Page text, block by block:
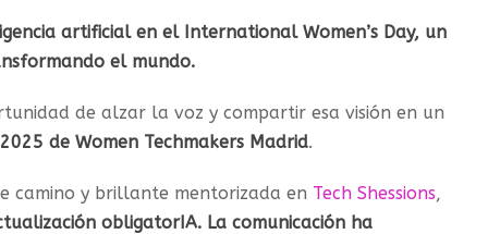
artificial en el International Women’s Day, un
el mundo.
de alzar la voz y compartir esa visión en un
de Women Techmakers Madrid.
camino y brillante mentorizada en Tech Shessions,
obligatorIA. La comunicación ha